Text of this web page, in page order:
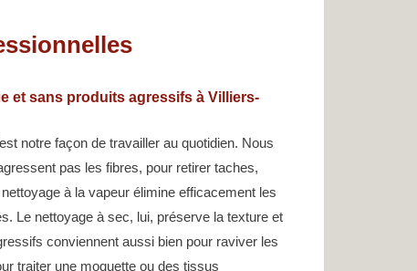
et sans produits agressifs à Villiers-
notre façon de travailler au quotidien. Nous
pas les fibres, pour retirer taches,
à la vapeur élimine efficacement les
Le nettoyage à sec, lui, préserve la texture et
conviennent aussi bien pour raviver les
traiter une moquette ou des tissus